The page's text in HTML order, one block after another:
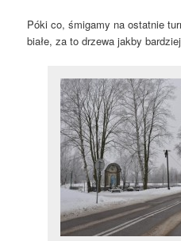
Póki co, śmigamy na ostatnie
białe, za to drzewa jakby